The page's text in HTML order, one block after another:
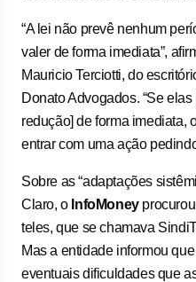
“A lei não prevê nenhum
valer de forma imediata”,
Mauricio Terciotti, do
Donato Advogados. “Se
redução] de forma imediata,
entrar com uma ação
Sobre as “adaptações
Claro, o InfoMoney
teles, que se chamava
Mas a entidade informou
eventuais dificuldades que